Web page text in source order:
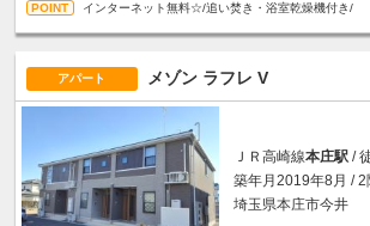
インターネット無料☆/追い焚き・浴室乾燥機付き/
アパート メゾン ラフレ V
ＪＲ高崎線本庄駅 /
築年月2019年8月 / 2
埼玉県本庄市今井